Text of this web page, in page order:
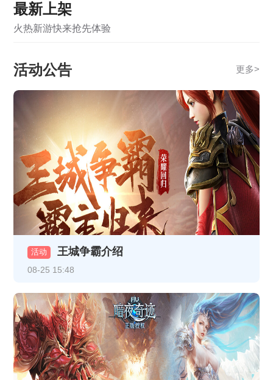
《霸者天下》3月31日合服公告
《战online》关服公告
《龙破九天》1月13日10:00-12:00合服公告
《热血战纪》1月9日合服公告
《龙破九天》1月9日16:30-17:30更新维护公告
《龙破九天》1月8日16:30-17:30更新维护公告
《龙破九天》1月5日10:00-12:00合服公告
《热血战纪》1月1日-1月3日线下返利
《龙破九天》12月30日10:00-12:00 合服公告
《龙破九天》12月26日10:00-12:00合服公告
《龙破九天》12月23日10:00-12:00合服公告
《至尊传说》线下累充返利活动公告
最新上架
火热新游快来抢先体验
活动公告 更多>
活动 王城争霸介绍
08-25 15:48